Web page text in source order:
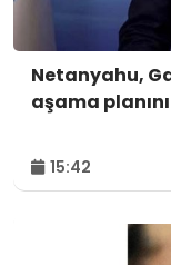
Netanyahu,
aşama
15:42